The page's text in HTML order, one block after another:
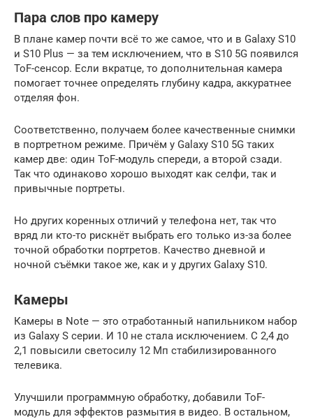
Пара слов про камеру
В плане камер почти всё то же самое, что и в Galaxy S10
и S10 Plus — за тем исключением, что в S10 5G появился
ToF-сенсор. Если вкратце, то дополнительная камера
помогает точнее определять глубину кадра, аккуратнее
отделяя фон.
Соответственно, получаем более качественные снимки
в портретном режиме. Причём у Galaxy S10 5G таких
камер две: один ToF-модуль спереди, а второй сзади.
Так что одинаково хорошо выходят как селфи, так и
привычные портреты.
Но других коренных отличий у телефона нет, так что
вряд ли кто-то рискнёт выбрать его только из-за более
точной обработки портретов. Качество дневной и
ночной съёмки такое же, как и у других Galaxy S10.
Камеры
Камеры в Note — это отработанный напильником набор
из Galaxy S серии. И 10 не стала исключением. С 2,4 до
2,1 повысили светосилу 12 Мп стабилизированного
телевика.
Улучшили программную обработку, добавили ToF-
модуль для эффектов размытия в видео. В остальном,